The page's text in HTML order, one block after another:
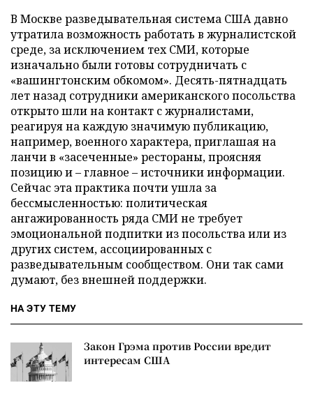
В Москве разведывательная система США давно
утратила возможность работать в журналистской
среде, за исключением тех СМИ, которые
изначально были готовы сотрудничать с
«вашингтонским обкомом». Десять-пятнадцать
лет назад сотрудники американского посольства
открыто шли на контакт с журналистами,
реагируя на каждую значимую публикацию,
например, военного характера, приглашая на
ланчи в «засеченные» рестораны, проясняя
позицию и – главное – источники информации.
Сейчас эта практика почти ушла за
бессмысленностью: политическая
ангажированность ряда СМИ не требует
эмоциональной подпитки из посольства или из
других систем, ассоциированных с
разведывательным сообществом. Они так сами
думают, без внешней поддержки.
НА ЭТУ ТЕМУ
Закон Грэма против России вредит
интересам США